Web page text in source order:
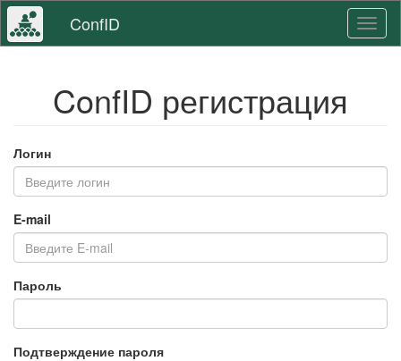
ConfID
ConfID регистрация
Логин
E-mail
Пароль
Подтверждение пароля